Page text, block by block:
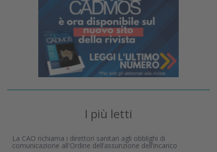
I più letti
La CAO richiama i direttori sanitari agli obblighi di
comunicazione all'Ordine dell’assunzione dell’incarico